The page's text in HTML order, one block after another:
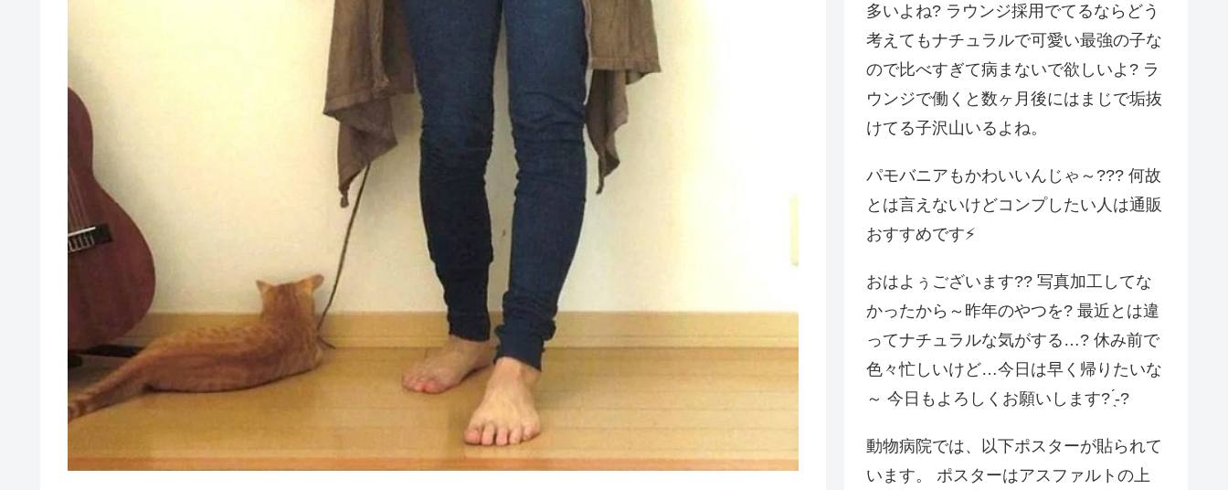
多いよね? ラウンジ採用でてるならどう
考えてもナチュラルで可愛い最強の子な
ので比べすぎて病まないで欲しいよ? ラ
ウンジで働くと数ヶ月後にはまじで垢抜
けてる子沢山いるよね。
パモバニアもかわいいんじゃ～??? 何故
とは言えないけどコンプしたい人は通販
おすすめです⚡️
おはよぅございます?? 写真加工してな
かったから～昨年のやつを? 最近とは違
ってナチュラルな気がする…? 休み前で
色々忙しいけど…今日は早く帰りたいな
～ 今日もよろしくお願いします? ̖́-?
動物病院では、以下ポスターが貼られて
います。 ポスターはアスファルトの上